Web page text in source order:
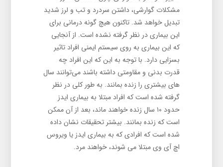
مشکلات گوارشی، داشتن سردرد و تب و لرز شدید
تبدیل خواهد شد. تاکنون هیچ گونه درمانی برای
این بیماری در نظر گرفته نشده است. از آنجایی
که این بیماری به روی سیستم ایمنی افراد تاثیر
بسزایی دارد. با توجه به این که این افراد چه
قدرت بدنی و مقاومتی داشته باشند می‌توانند سال
های بیشتری را زنده بمانند. به طور کلی در نظر
گرفته شده است که افراد مبتلا به بیماری ایدز
حدود ۱۰ سال زنده خواهند ماند، بعد از آن ممکن
است که زنده بمانند. بیشتر تحقیقات نشان داده
شده است که افرادی که به بیماری ایدز یا ویروس
اچ آی وی مبتلا می ‌شوند، خواهند مرد.